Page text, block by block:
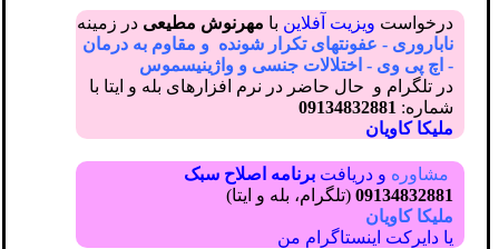
درخواست ویزیت آ فلاین با مهرنوش مطیعی در زمینه
ناباروری - عفونتهای تکرار شونده و مقاوم به درمان
- اچ پی وی - اختلالات جنسی و واژینیسموس
در تلگرام و حال حاضر در نرم افزارهای بله و ایتا با
شماره: 09134832881
ملیکا کاویان
مشاوره و دریافت برنامه اصلاح سبک
09134832881 (تلگرام، بله و ایتا)
ملیکا کاویان
یا دایرکت اینستاگرام من